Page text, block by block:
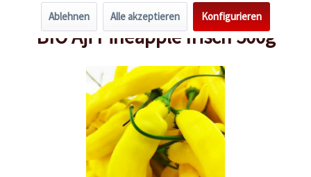
Übersicht Frische Chilis
BIO Aji Pineapple frisch 500g
Ablehnen Alle akzeptieren Konfigurieren